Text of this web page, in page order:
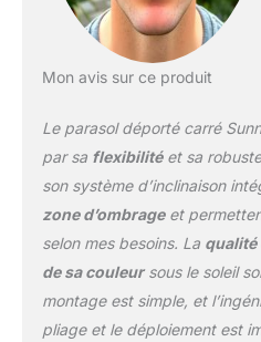
Mon avis sur ce produit
Le parasol déporté carré
par sa flexibilitéet sa
son système d’inclinaison
zone d’ombrageet
selon mes besoins. La qualité
de sa couleursous le soleil
montage est simple, et
pliage et le déploiement est